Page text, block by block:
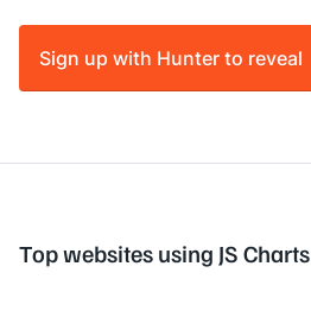
Sign up with Hunter to reveal
Top websites using JS Charts